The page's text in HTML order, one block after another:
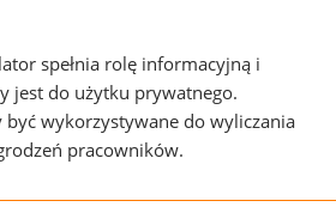
spełnia rolę informacyjną i
jest do użytku prywatnego.
wykorzystywane do wyliczania
pracowników.